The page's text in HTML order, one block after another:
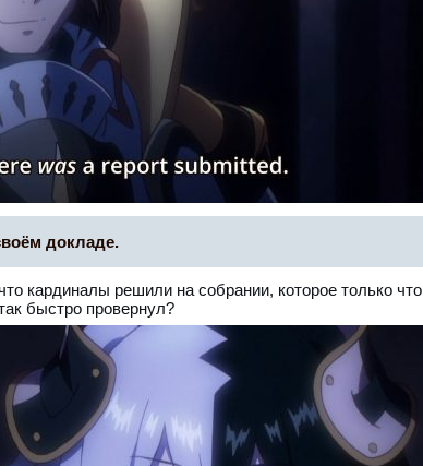
докладе.
кардиналы решили на собрании, которое только что
быстро провернул?